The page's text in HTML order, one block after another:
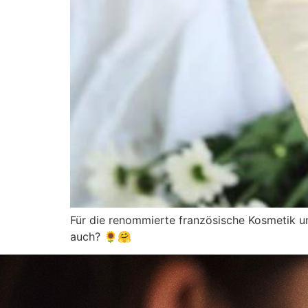
Für die renommierte französische Kosmetik
auch? 🌻🤗